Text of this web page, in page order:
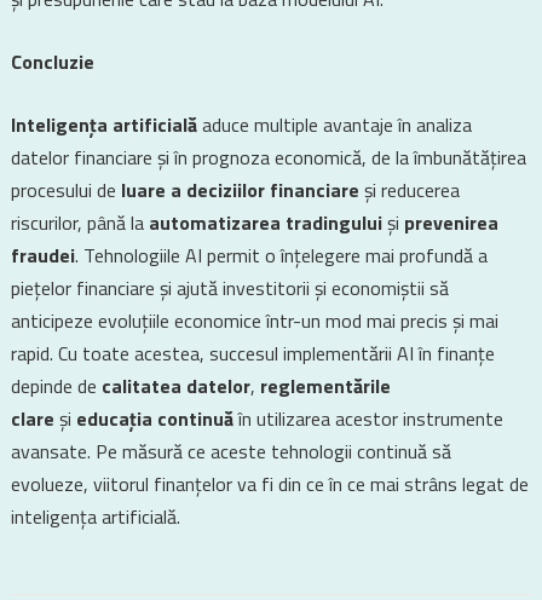
Concluzie
Inteligența artificialăaduce multiple avantaje în analiza
datelor financiare și în prognoza economică, de la îmbunătățirea
procesului de luare a deciziilor financiare și reducerea
riscurilor, până la automatizarea tradinguluiși prevenirea
fraudei. Tehnologiile AI permit o înțelegere mai profundă a
piețelor financiare și ajută investitorii și economiștii să
anticipeze evoluțiile economice într-un mod mai precis și mai
rapid. Cu toate acestea, succesul implementării AI în finanțe
depinde de calitatea datelor, reglementările
clare și educația continuăîn utilizarea acestor instrumente
avansate. Pe măsură ce aceste tehnologii continuă să
evolueze, viitorul finanțelor va fi din ce în ce mai strâns legat de
inteligența artificială.